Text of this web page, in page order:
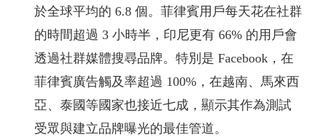
於全球平均的 6.8 個。菲律賓用戶每天花在社群
的時間超過 3 小時半，印尼更有 66% 的用戶會
透過社群媒體搜尋品牌。特別是 Facebook，在
菲律賓廣告觸及率超過 100%，在越南、馬來西
亞、泰國等國家也接近七成，顯示其作為測試
受眾與建立品牌曝光的最佳管道。